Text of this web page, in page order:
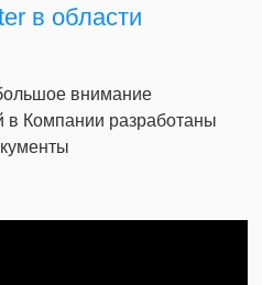
в области
внимание
в Компании разработаны